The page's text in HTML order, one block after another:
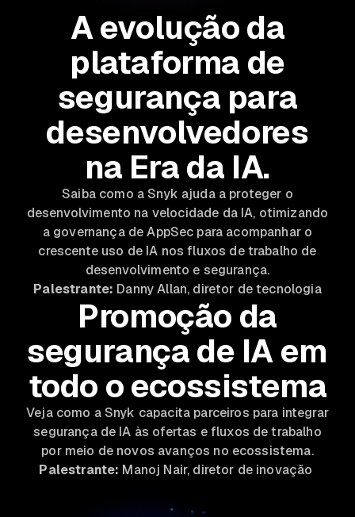
A evolução da
plataforma de
segurança para
desenvolvedores
na Era da IA.
Saiba como a Snyk ajuda a proteger o
desenvolvimento na velocidade da IA, otimizando
a governança de AppSec para acompanhar o
crescente uso de IA nos fluxos de trabalho de
desenvolvimento e segurança.
Palestrante: Danny Allan, diretor de tecnologia
Promoção da
segurança de IA em
todo o ecossistema
Veja como a Snyk capacita parceiros para integrar
segurança de IA às ofertas e fluxos de trabalho
por meio de novos avanços no ecossistema.
Palestrante: Manoj Nair, diretor de inovação